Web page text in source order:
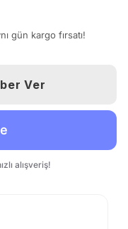
gün kargo fırsatı!
Ver